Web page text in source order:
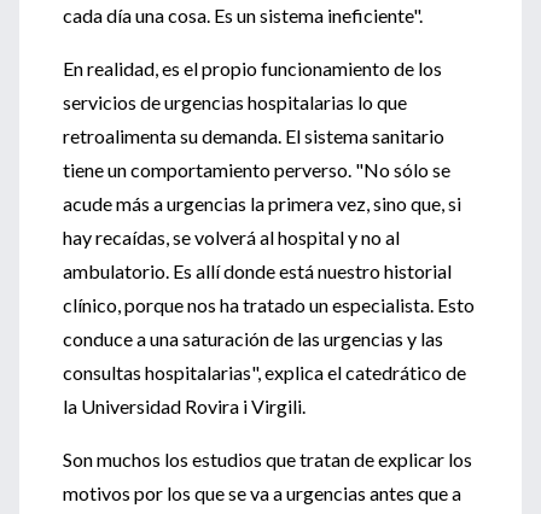
cada día una cosa. Es un sistema ineficiente".
En realidad, es el propio funcionamiento de los
servicios de urgencias hospitalarias lo que
retroalimenta su demanda. El sistema sanitario
tiene un comportamiento perverso. "No sólo se
acude más a urgencias la primera vez, sino que, si
hay recaídas, se volverá al hospital y no al
ambulatorio. Es allí donde está nuestro historial
clínico, porque nos ha tratado un especialista. Esto
conduce a una saturación de las urgencias y las
consultas hospitalarias", explica el catedrático de
la Universidad Rovira i Virgili.
Son muchos los estudios que tratan de explicar los
motivos por los que se va a urgencias antes que a